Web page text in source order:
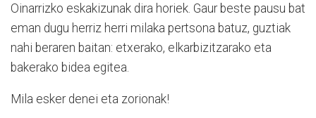
Oinarrizko eskakizunak dira horiek. Gaur beste pausu bat
eman dugu herriz herri milaka pertsona batuz, guztiak
nahi beraren baitan: etxerako, elkarbizitzarako eta
bakerako bidea egitea.
Mila esker denei eta zorionak!